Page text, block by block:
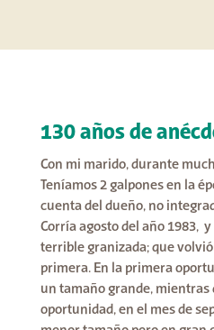
130 años de
Con mi marido, durante
Teníamos 2 galpones en la
cuenta del dueño, no
Corría agosto del año 1983,
terrible granizada; que
primera. En la primera
un tamaño grande, mientras
oportunidad, en el mes de